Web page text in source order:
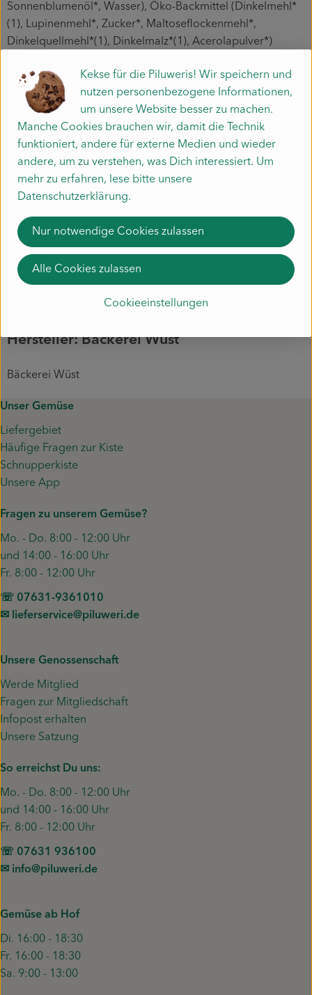
Sonnenblumenöl*, Wasser), Öko-Backmittel (Dinkelmehl*
(1), Lupinenmehl*, Zucker*, Maltoseflockenmehl*,
Dinkelquellmehl*(1), Dinkelmalz*(1), Acerolapulver*)
(1) Dinkel ist eine Weizenart
(*Zutaten aus biologischer Landwirtschaft)
(**Zutaten aus biologisch-dynamischer Landwirtschaft)
Allergene: glutenhaltiges Getreide, Lupine, Laktose, Eier
Produktinformationen
Zutaten
Hersteller: Bäckerei Wüst
Bäckerei Wüst
Unser Gemüse
Liefergebiet
Häufige Fragen zur Kiste
Schnupperkiste
Unsere App
Fragen zu unserem Gemüse?
Mo. - Do. 8:00 - 12:00 Uhr
und 14:00 - 16:00 Uhr
Fr. 8:00 - 12:00 Uhr
☏ 07631-9361010
✉︎ lieferservice@piluweri.de
Unsere Genossenschaft
Werde Mitglied
Fragen zur Mitgliedschaft
Infopost erhalten
Unsere Satzung
So erreichst Du uns:
Mo. - Do. 8:00 - 12:00 Uhr
und 14:00 - 16:00 Uhr
Fr. 8:00 - 12:00 Uhr
☏ 07631 936100
✉︎ info@piluweri.de
Gemüse ab Hof
Di. 16:00 - 18:30
Fr. 16:00 - 18:30
Sa. 9:00 - 13:00
Kekse für die Piluweris! Wir speichern und
nutzen personenbezogene Informationen,
um unsere Website besser zu machen.
Manche Cookies brauchen wir, damit die Technik
funktioniert, andere für externe Medien und wieder
andere, um zu verstehen, was Dich interessiert. Um
mehr zu erfahren, lese bitte unsere
Datenschutzerklärung.
Cookieeinstellungen
Nur notwendige Cookies zulassen
Alle Cookies zulassen